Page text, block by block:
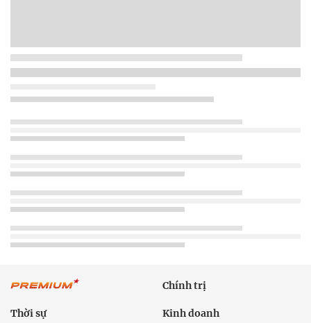
Chính trị
Thời sự Kinh doanh